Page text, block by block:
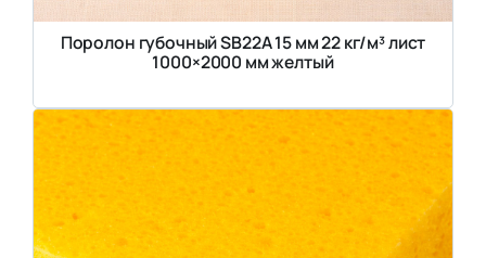
Поролон губочный SB22A 15 мм 22 кг/м³ лист
1000×2000 мм желтый